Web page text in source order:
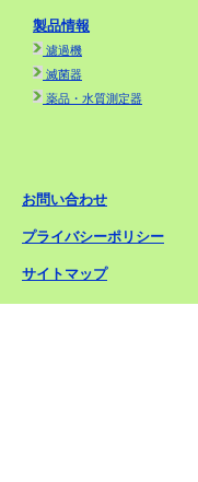
製品情報
濾過機
滅菌器
薬品・水質測定器
お問い合わせ
プライバシーポリシー
サイトマップ